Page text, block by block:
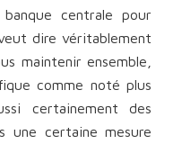
centrale pour
dire véritablement
maintenir ensemble,
comme noté plus
certainement des
une certaine mesure